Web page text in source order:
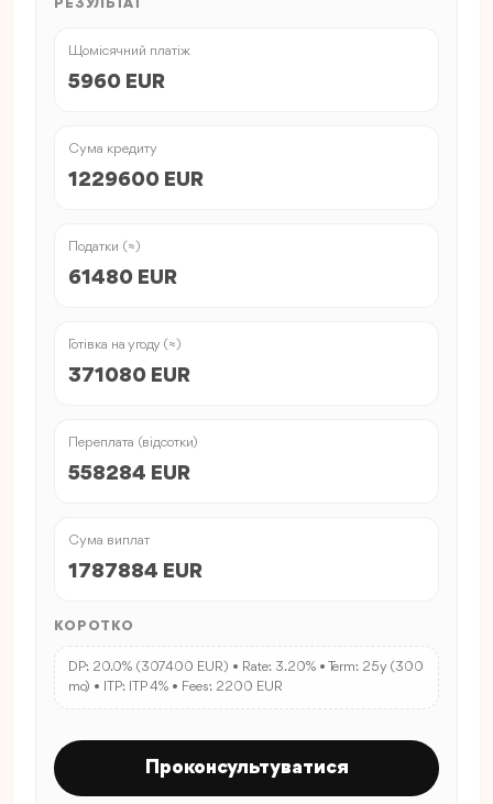
РЕЗУЛЬТАТ
Щомісячний платіж
5960 EUR
Сума кредиту
1229600 EUR
Податки (≈)
61480 EUR
Готівка на угоду (≈)
371080 EUR
Переплата (відсотки)
558284 EUR
Сума виплат
1787884 EUR
КОРОТКО
DP: 20.0% (307400 EUR) • Rate: 3.20% • Term: 25y (300
mo) • ITP: ITP 4% • Fees: 2200 EUR
Проконсультуватися